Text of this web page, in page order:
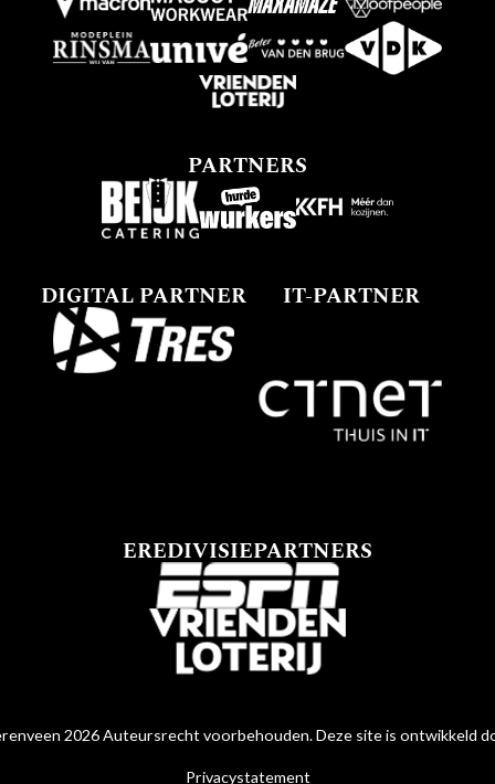
PARTNERS
DIGITAL PARTNER IT-PARTNER
EREDIVISIEPARTNERS
2026 Auteursrecht voorbehouden. Deze site is ontwikkeld
Privacystatement